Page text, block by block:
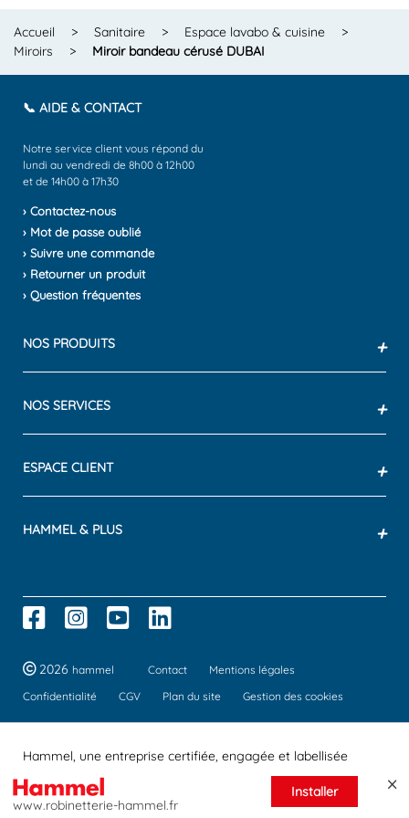
Accueil > Sanitaire > Espace lavabo & cuisine
>
Miroirs
> Miroir bandeau cérusé DUBAI
📞 AIDE & CONTACT
Notre service client vous répond du
lundi au vendredi de 8h00 à 12h00
et de 14h00 à 17h30
› Contactez-nous
› Mot de passe oublié
› Suivre une commande
› Retourner un produit
› Question fréquentes
NOS PRODUITS +
NOS SERVICES +
ESPACE CLIENT +
HAMMEL & PLUS +
2026 hammel Contact
Mentions légales
Confidentialité
CGV Plan du site Gestion des cookies
Hammel, une entreprise certifiée, engagée et labellisée
Installer
www.robinetterie-hammel.fr